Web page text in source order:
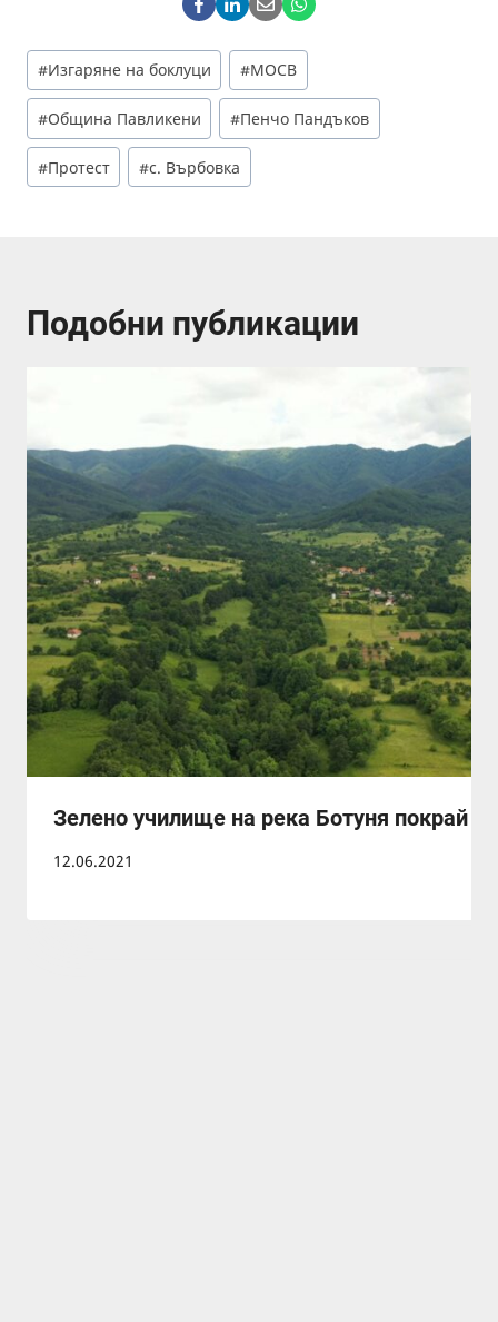
Post
Tags:
#Изгаряне на боклуци #МОСВ
#Община Павликени #Пенчо Пандъков
#Протест #с. Върбовка
Подобни публикации
Зелено училище на река Ботуня покрай
12.06.2021